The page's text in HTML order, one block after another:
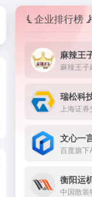
企业排行榜
麻辣王
瑞松科
文心一
百度旗下
衡阳运
中国散装